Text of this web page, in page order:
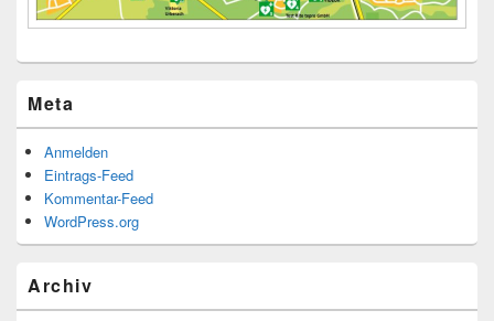
Meta
Anmelden
Eintrags-Feed
Kommentar-Feed
WordPress.org
Archiv